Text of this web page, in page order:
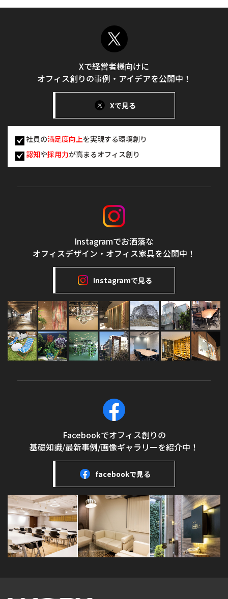
Xで経営者様向けに
オフィス創りの事例・アイデアを公開中！
Xで見る
社員の満足度向上を実現する環境創り
認知や採用力が高まるオフィス創り
Instagramでお洒落な
オフィスデザイン・オフィス家具を公開中！
Instagramで見る
Facebookでオフィス創りの
基礎知識/最新事例/画像ギャラリーを紹介中！
facebookで見る